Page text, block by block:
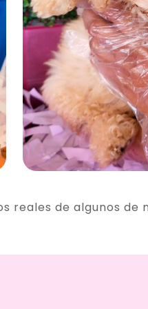
reales de algunos